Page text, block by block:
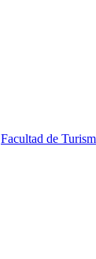
Facultad de